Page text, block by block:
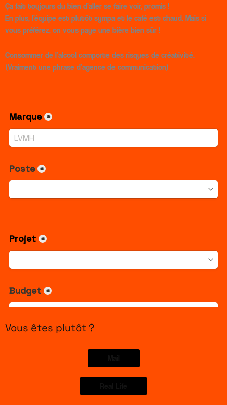
Ça fait toujours du bien d’aller se faire voir, promis !
En plus, l’équipe est plutôt sympa et le café est chaud. Mais si
vous préférez, on vous paye une bière bien sûr !
Consommer de l’alcool comporte des risques de créativité.
(Vraiment une phrase d’agence de communication)
Vous êtes plutôt ?